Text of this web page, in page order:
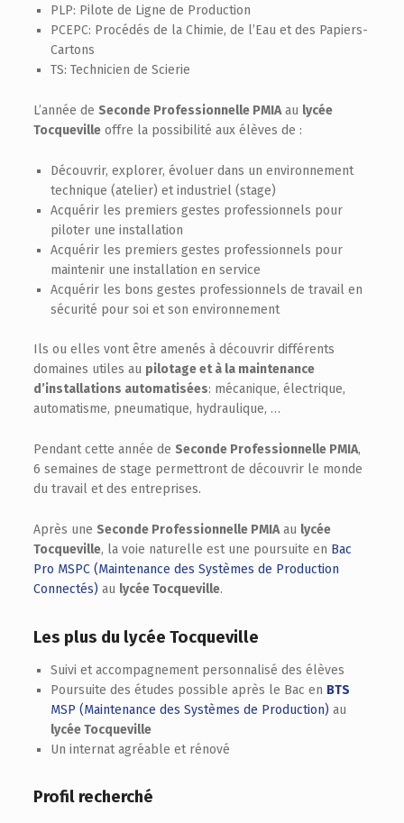
PLP: Pilote de Ligne de Production
PCEPC: Procédés de la Chimie, de l’Eau et des Papiers-
Cartons
TS: Technicien de Scierie
L’année de Seconde Professionnelle PMIAau lycée
Tocquevilleoffre la possibilité aux élèves de :
Découvrir, explorer, évoluer dans un environnement
technique (atelier) et industriel (stage)
Acquérir les premiers gestes professionnels pour
piloter une installation
Acquérir les premiers gestes professionnels pour
maintenir une installation en service
Acquérir les bons gestes professionnels de travail en
sécurité pour soi et son environnement
Ils ou elles vont être amenés à découvrir différents
domaines utiles au pilotage et à la maintenance
d’installations automatisées: mécanique, électrique,
automatisme, pneumatique, hydraulique, …
Pendant cette année de Seconde Professionnelle PMIA,
6 semaines de stage permettront de découvrir le monde
du travail et des entreprises.
Après une Seconde Professionnelle PMIAau lycée
Tocqueville, la voie naturelle est une poursuite en Bac
Pro MSPC (Maintenance des Systèmes de Production
Connectés) au lycée Tocqueville.
Les plus du lycée Tocqueville
Suivi et accompagnement personnalisé des élèves
Poursuite des études possible après le Bac en BTS
MSP (Maintenance des Systèmes de Production) au
lycée Tocqueville
Un internat agréable et rénové
Profil recherché